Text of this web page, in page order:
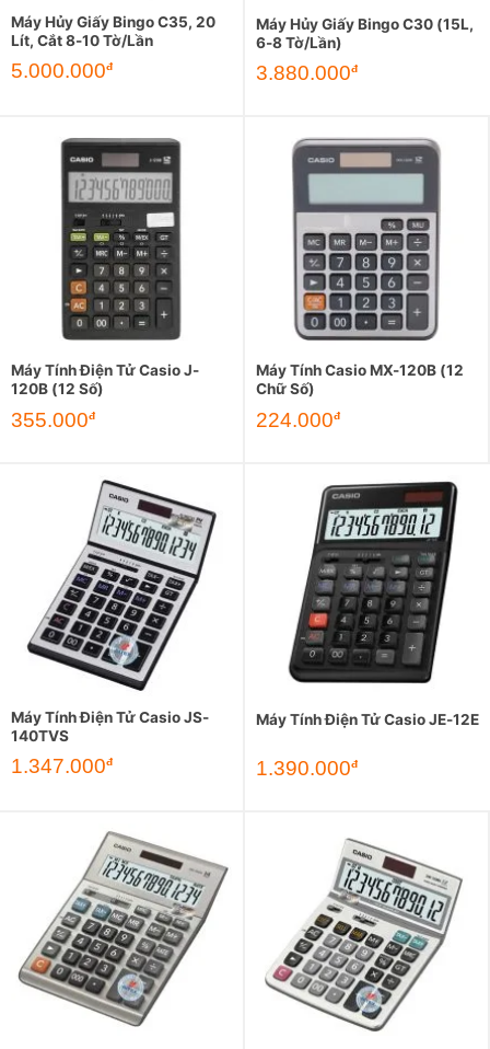
Máy Hủy Giấy Bingo C35, 20
Lít, Cắt 8-10 Tờ/Lần
5.000.000đ
Máy Hủy Giấy Bingo C30 (15L,
6-8 Tờ/Lần)
3.880.000đ
Máy Tính Điện Tử Casio J-
120B (12 Số)
355.000đ
Máy Tính Casio MX-120B (12
Chữ Số)
224.000đ
Máy Tính Điện Tử Casio JS-
140TVS
1.347.000đ
Máy Tính Điện Tử Casio JE-12E
1.390.000đ